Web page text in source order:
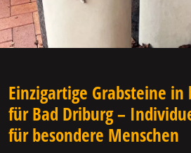
Einzigartige Grabsteine
für Bad Driburg –
für besondere Menschen